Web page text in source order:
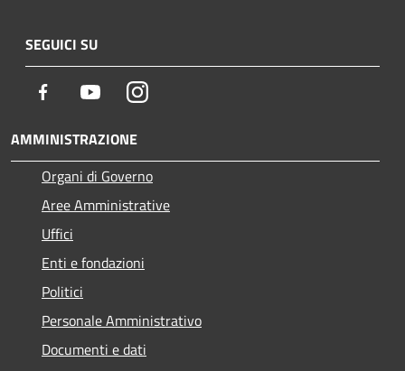
SEGUICI SU
Facebook YoutubeInstagram
AMMINISTRAZIONE
Organi di Governo
Aree Amministrative
Uffici
Enti e fondazioni
Politici
Personale Amministrativo
Documenti e dati